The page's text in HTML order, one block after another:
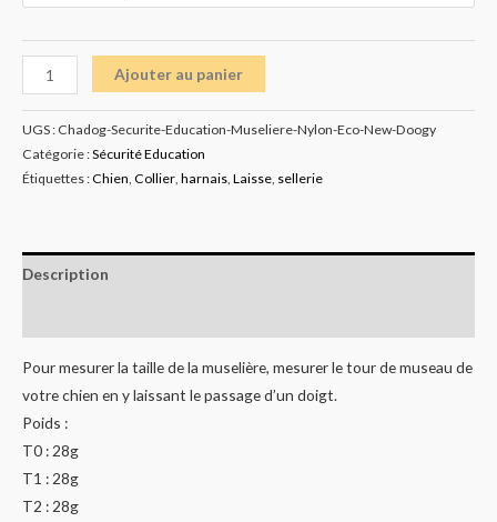
Ajouter au panier
UGS : Chadog-Securite-Education-Museliere-Nylon-Eco-New-Doogy
Catégorie :Sécurité Education
Étiquettes :Chien Collier harnais Laisse sellerie
Description
Pour mesurer la taille de la muselière, mesurer le tour de museau de
votre chien en y laissant le passage d’un doigt.
Poids :
T0 : 28g
T1 : 28g
T2 : 28g